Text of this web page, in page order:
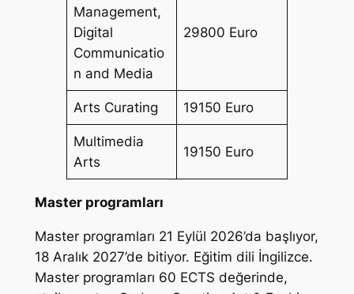
Management,
Digital
Communicatio
n and Media
29800 Euro
Arts Curating 19150 Euro
Multimedia
Arts
19150 Euro
Master programları
Master programları 21 Eylül 2026’da başlıyor,
18 Aralık 2027’de bitiyor. Eğitim dili İngilizce.
Master programları 60 ECTS değerinde,